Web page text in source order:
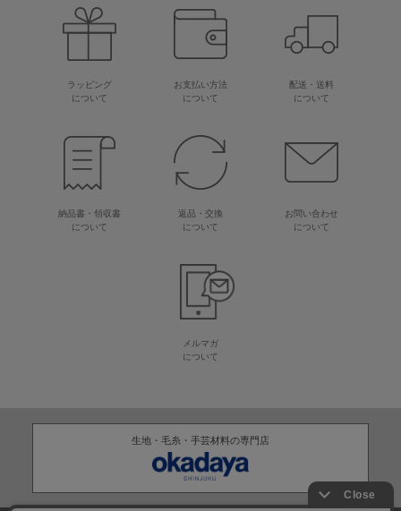
ラッピング
について
お支払い方法
について
配送・送料
について
納品書・領収書
について
返品・交換
について
お問い合わせ
について
メルマガ
について
生地・毛糸・手芸材料の専門店